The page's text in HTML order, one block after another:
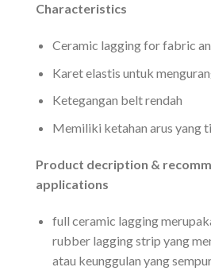
Characteristics
Ceramic lagging for fabric
Karet elastis untuk
Ketegangan belt rendah
Memiliki ketahan arus yang
Product decription &
applications
full ceramic lagging
rubber lagging strip yang
atau keunggulan yang